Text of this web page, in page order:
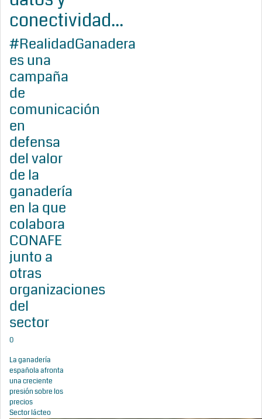
conectividad...
#RealidadGanadera
es una
campaña
de
comunicación
en
defensa
del valor
de la
ganadería
en la que
colabora
CONAFE
junto a
otras
organizaciones
del
sector
0
La ganadería
española afronta
una creciente
presión sobre los
precios
Sector lácteo